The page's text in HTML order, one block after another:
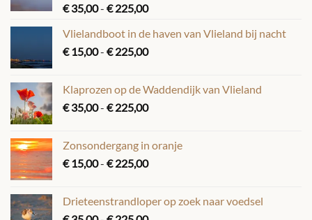
€35,00- €225,00Prijsklasse:
tot
€ 225,00
Vlielandboot in de haven van Vlieland bij nacht
€15,00- €225,00Prijsklasse:
€ 225,00
Klaprozen op de Waddendijk van Vlieland
€35,00- €225,00Prijsklasse:
€ 225,00
Zonsondergang in oranje
€15,00- €225,00Prijsklasse:
€ 225,00
Drieteenstrandloper op zoek naar voedsel